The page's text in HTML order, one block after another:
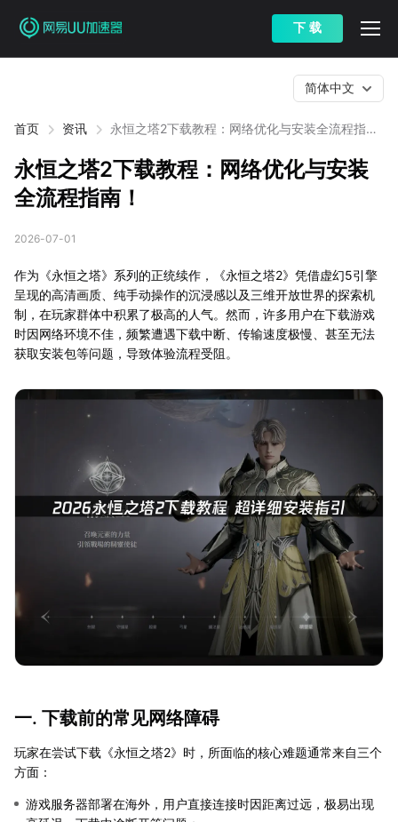
下 载
首页 资讯
永恒之塔2下载教程：网络优化与安装全流程指
简体中文
永恒之塔2下载教程：网络优化与安装
全流程指南！
2026-07-01
作为《永恒之塔》系列的正统续作，《永恒之塔2》凭借虚幻5引擎
呈现的高清画质、纯手动操作的沉浸感以及三维开放世界的探索机
制，在玩家群体中积累了极高的人气。然而，许多用户在下载游戏
时因网络环境不佳，频繁遭遇下载中断、传输速度极慢、甚至无法
获取安装包等问题，导致体验流程受阻。
一. 下载前的常见网络障碍
玩家在尝试下载《永恒之塔2》时，所面临的核心难题通常来自三个
方面：
游戏服务器部署在海外，用户直接连接时因距离过远，极易出现